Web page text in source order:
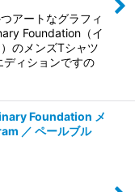
アートなグラフィ
Foundation（イ
のメンズTシャツ
ディションですの
Foundation メ
／ ペールブル